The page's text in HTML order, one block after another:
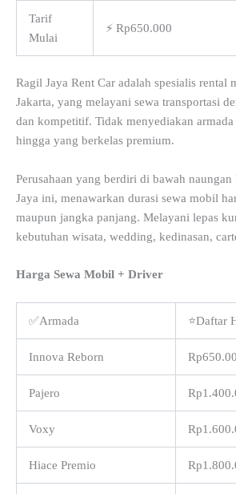
Tarif
Mulai
⚡ Rp650.000
Ragil Jaya Rent Car adalah spesialis rental
Jakarta, yang melayani sewa transportasi
dan kompetitif. Tidak menyediakan armada
hingga yang berkelas premium.
Perusahaan yang berdiri di bawah naungan
Jaya ini, menawarkan durasi sewa mobil
maupun jangka panjang. Melayani lepas
kebutuhan wisata, wedding, kedinasan,
Harga Sewa Mobil + Driver
✅Armada ⭐Daftar
Innova Reborn
Pajero
Voxy
Hiace Premio